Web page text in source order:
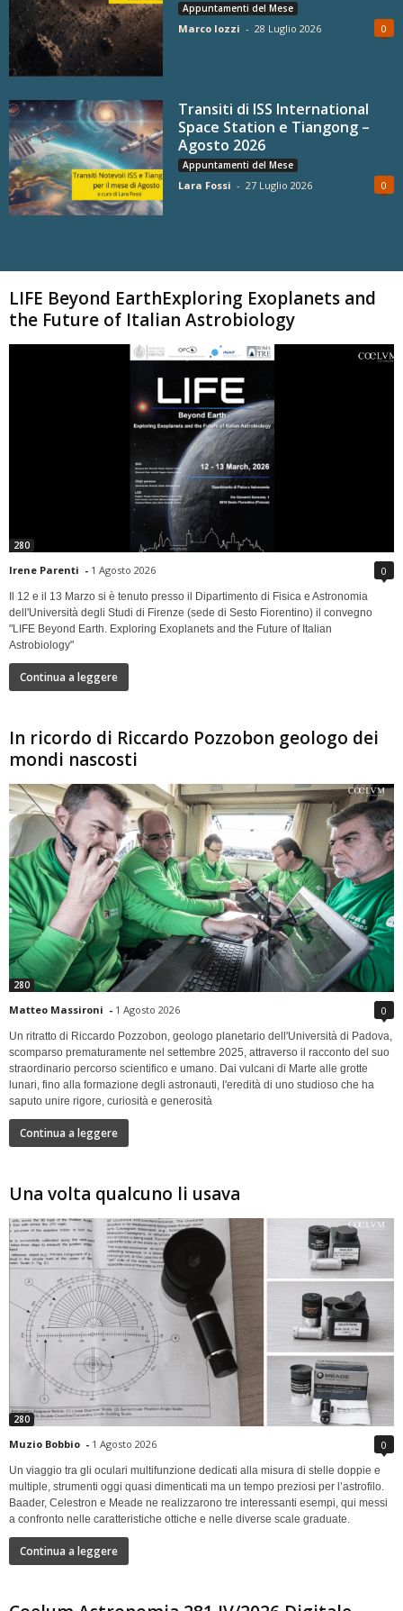
Appuntamenti del Mese
Marco Iozzi - 28 Luglio 2026 0
Transiti di ISS International
Space Station e Tiangong –
Agosto 2026
Appuntamenti del Mese
Lara Fossi - 27 Luglio 2026 0
LIFE Beyond EarthExploring Exoplanets and
the Future of Italian Astrobiology
280
Irene Parenti - 1 Agosto 2026 0
Il 12 e il 13 Marzo si è tenuto presso il Dipartimento di Fisica e Astronomia
dell'Università degli Studi di Firenze (sede di Sesto Fiorentino) il convegno
"LIFE Beyond Earth. Exploring Exoplanets and the Future of Italian
Astrobiology"
Continua a leggere
In ricordo di Riccardo Pozzobon geologo dei
mondi nascosti
280
Matteo Massironi - 1 Agosto 2026 0
Un ritratto di Riccardo Pozzobon, geologo planetario dell'Università di Padova,
scomparso prematuramente nel settembre 2025, attraverso il racconto del suo
straordinario percorso scientifico e umano. Dai vulcani di Marte alle grotte
lunari, fino alla formazione degli astronauti, l'eredità di uno studioso che ha
saputo unire rigore, curiosità e generosità
Continua a leggere
Una volta qualcuno li usava
280
Muzio Bobbio - 1 Agosto 2026 0
Un viaggio tra gli oculari multifunzione dedicati alla misura di stelle doppie e
multiple, strumenti oggi quasi dimenticati ma un tempo preziosi per l’astrofilo.
Baader, Celestron e Meade ne realizzarono tre interessanti esempi, qui messi
a confronto nelle caratteristiche ottiche e nelle diverse scale graduate.
Continua a leggere